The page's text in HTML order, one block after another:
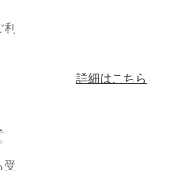
利
詳細はこちら
受